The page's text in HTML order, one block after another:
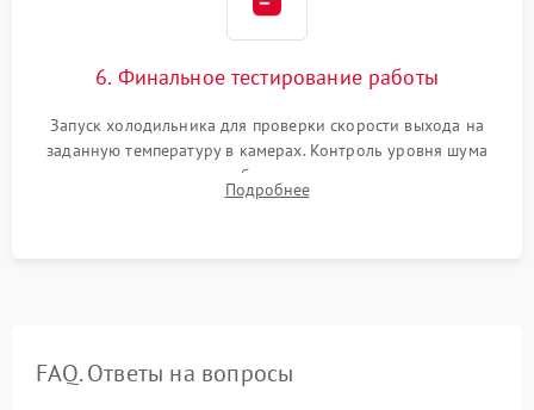
6. Финальное тестирование работы
Запуск холодильника для проверки скорости выхода на
заданную температуру в камерах. Контроль уровня шума
компрессора, отсутствия обмерзания стенок и корректного
срабатывания системы автоматической оттайки.
Подробнее
FAQ. Ответы на вопросы